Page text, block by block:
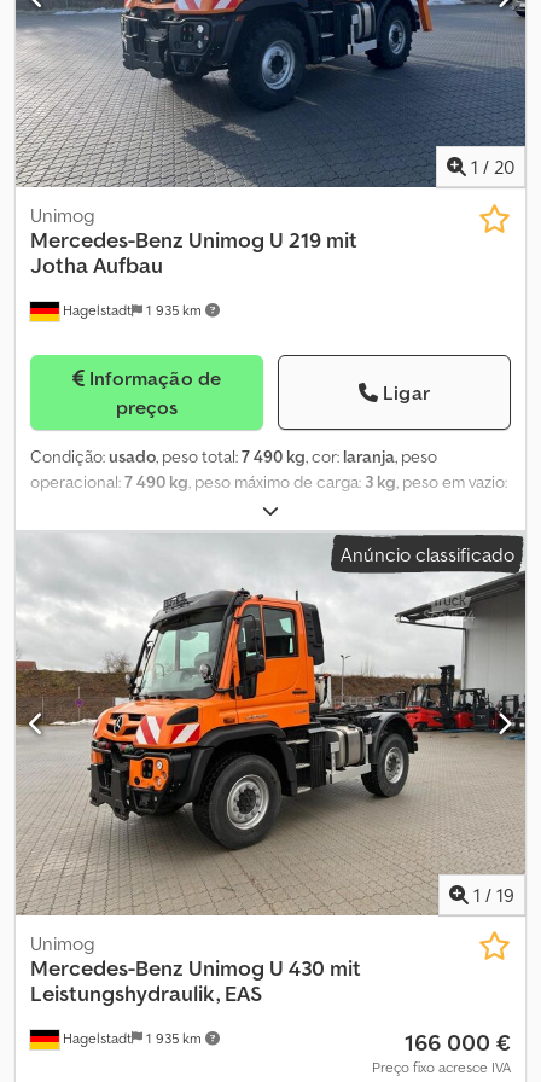
1 / 20
Hagelstadt 1 935 km
Unimog
Mercedes-Benz Unimog U 219 mit
Jotha Aufbau
Informação de
preços
Ligar
Condição:usado, peso total:7 490 kg, cor: laranja, peso
operacional:7 490 kg, peso máximo de carga: 3 kg, peso em vazio:
, comprimento total:
velocidade máxima:90 km/h, Equipamento:ar condicionado,
Primeiro registo: 11.07.2023_____Mercedes Benz Unimog veículo
de demonstração do ano de fabrico 2023 com aprox. 200 horas
de funcionamento e cerca de 5000 quilómetros. Equipamento:
motor de 4 cilindros com 190 cv, Euro 6, distância entre eixos de
2800 mm, placa frontal para montagem de equipamentos
tamanho 3, ar condicionado, caixa automática EAS, cilindro
basculante, hidráulica de 4 vias, alívio para lâmina de neve,
tacógrafo VDO, pára-brisas dianteiro aquecido, tomada de força
dianteira, plataforma de carga 2200x2075x400, homologação
como tractor, câmara de marcha-atrás, direção assistida de
conforto, tomada de reboque 12V 13 pinos, tomada de reboque
ABS 24V 7 pinos, tomada dianteira 24V 7 pinos, tomada de
dispositivos 32 pinos, carroçaria Jotha CombiCon 4015U. Mais
detalhes sob consulta. Local de armazenamento: 93095
Hagelstadt. Dkedpovz Rrhjfx Amtsr
Anúncio classificado
1 / 19
Hagelstadt 1 935 km
Unimog
Mercedes-Benz Unimog U 430 mit
Leistungshydraulik, EAS
166 000 €
Preço fixo acresce IVA